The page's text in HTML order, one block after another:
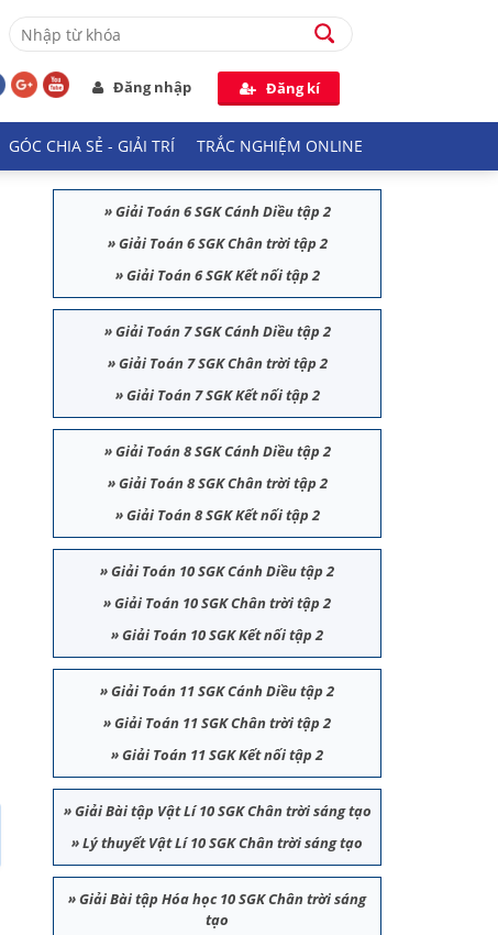
Đăng nhập Đăng kí
GÓC CHIA SẺ - GIẢI TRÍ TRẮC NGHIỆM ONLINE
»Giải Toán 6 SGK Cánh Diều tập 2
»Giải Toán 6 SGK Chân trời tập 2
»Giải Toán 6 SGK Kết nối tập 2
»Giải Toán 7 SGK Cánh Diều tập 2
»Giải Toán 7 SGK Chân trời tập 2
»Giải Toán 7 SGK Kết nối tập 2
»Giải Toán 8 SGK Cánh Diều tập 2
»Giải Toán 8 SGK Chân trời tập 2
»Giải Toán 8 SGK Kết nối tập 2
»Giải Toán 10 SGK Cánh Diều tập 2
»Giải Toán 10 SGK Chân trời tập 2
»Giải Toán 10 SGK Kết nối tập 2
»Giải Toán 11 SGK Cánh Diều tập 2
»Giải Toán 11 SGK Chân trời tập 2
»Giải Toán 11 SGK Kết nối tập 2
»Giải Bài tập Vật Lí 10 SGK Chân trời sáng tạo
»Lý thuyết Vật Lí 10 SGK Chân trời sáng tạo
»Giải Bài tập Hóa học 10 SGK Chân trời sáng
tạo